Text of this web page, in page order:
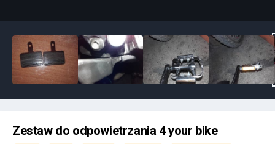
Zestaw do odpowietrzania 4 your bike